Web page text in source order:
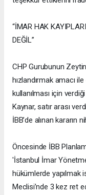
“İMAR HAK
DEĞİL”
CHP Gurubunun
hızlandırmak amacı
kullanılması için
Kaynar, satır arası
İBB’de alınan kararın
Öncesinde İBB
'İstanbul İmar
hükümlerde yapılmak
Meclisi’nde 3 kez ret